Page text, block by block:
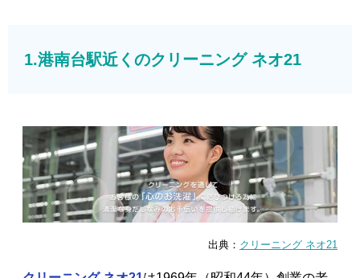
1.港南台駅近くのクリーニング ネオ21
出典： クリーニング ネオ21